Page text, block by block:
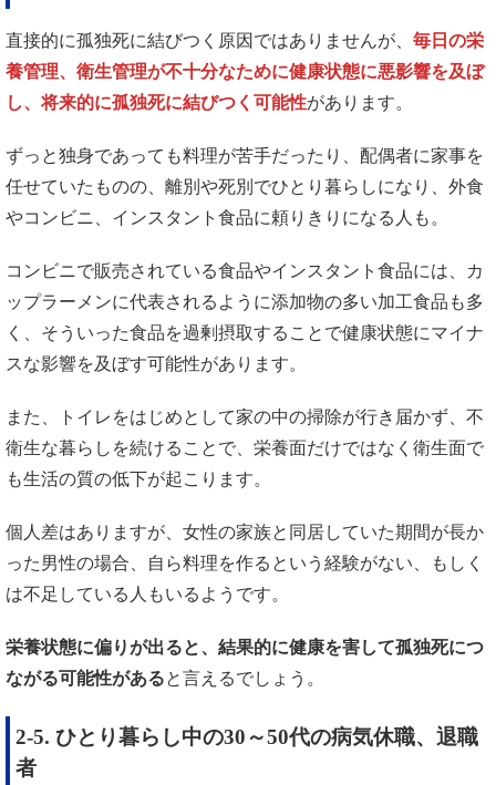
直接的に孤独死に結びつく原因ではありませんが、 毎日の栄
養管理、衛生管理が不十分なために健康状態に悪影響を及ぼ
し、将来的に孤独死に結びつく可能性があります。
ずっと独身であっても料理が苦手だったり、配偶者に家事を
任せていたものの、離別や死別でひとり暮らしになり、外食
やコンビニ、インスタント食品に頼りきりになる人も。
コンビニで販売されている食品やインスタント食品には、カ
ップラーメンに代表されるように添加物の多い加工食品も多
く、そういった食品を過剰摂取することで健康状態にマイナ
スな影響を及ぼす可能性があります。
また、トイレをはじめとして家の中の掃除が行き届かず、不
衛生な暮らしを続けることで、栄養面だけではなく衛生面で
も生活の質の低下が起こります。
個人差はありますが、女性の家族と同居していた期間が長か
った男性の場合、自ら料理を作るという経験がない、もしく
は不足している人もいるようです。
栄養状態に偏りが出ると、結果的に健康を害して孤独死につ
ながる可能性があると言えるでしょう。
2-5. ひとり暮らし中の30～50代の病気休職、退職
者